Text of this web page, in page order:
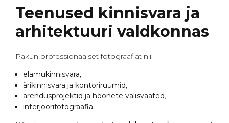
Teenused kinnisvara ja
arhitektuuri valdkonnas
Pakun professionaalset fotograafiat nii:
elamukinnisvara,
ärikinnisvara ja kontoriruumid,
arendusprojektid ja hoonete välisvaated,
interjöörifotograafia,